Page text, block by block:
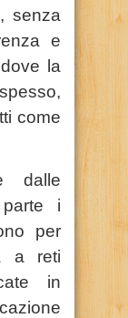
senza
e
la
come
dalle
i
per
a reti
in